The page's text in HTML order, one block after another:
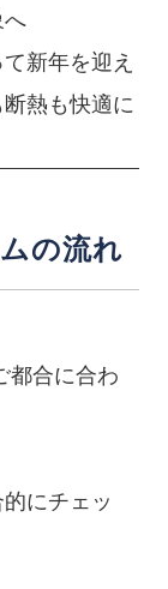
へ
新年を迎え
熱も快適に
の流れ
都合に合わ
にチェッ